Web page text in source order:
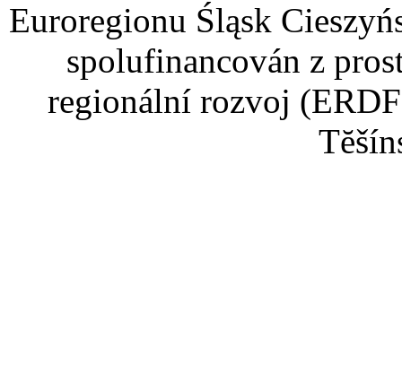
Euroregionu Śląsk
spolufinancován z
regionální rozvoj